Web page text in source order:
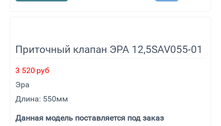
Приточный клапан ЭРА 12,5SAV055-01
3 520 руб
Эра
Длина: 550мм
Данная модель поставляется под заказ